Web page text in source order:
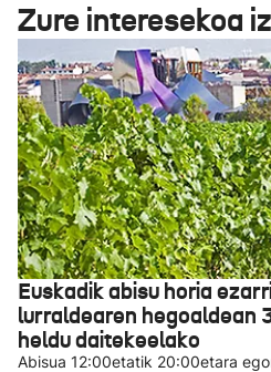
Zure interesekoa
Euskadik abisu horia
lurraldearen hegoaldean
heldu daitekeelako
Abisua 12:00etatik 20:00etara